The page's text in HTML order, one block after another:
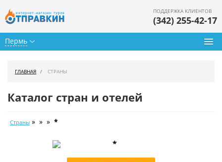
Пермь
ПОДДЕРЖКА КЛИЕНТОВ
(342) 255-42-17
Календарь туров
ГЛАВНАЯ СТРАНЫ
Каталог стран и отелей
Страны » » » *
*